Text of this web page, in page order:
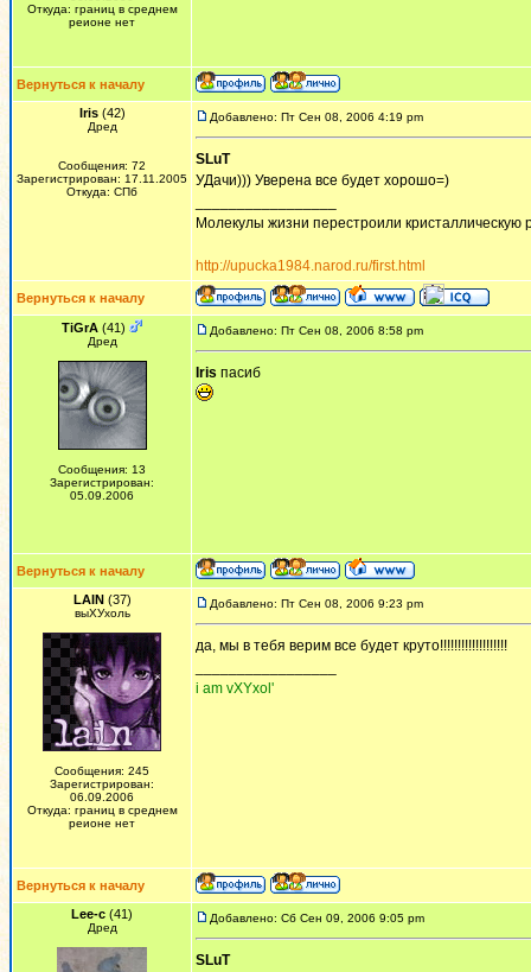
Откуда: границ в среднем
реионе нет
Вернуться к началу
Iris(42)
Дред
Сообщения: 72
Зарегистрирован: 17.11.2005
Откуда: СПб
Добавлено: Пт Сен 08, 2006 4:19 pm
SLuT
УДачи))) Уверена все будет хорошо=)
Молекулы жизни перестроили кристаллическую
http://upucka1984.narod.ru/first.html
Вернуться к началу
TiGrA (41)
Дред
Сообщения: 13
Зарегистрирован:
05.09.2006
Добавлено: Пт Сен 08, 2006 8:58 pm
Iris пасиб
Вернуться к началу
LAIN(37)
выХУхоль
Сообщения: 245
Зарегистрирован:
06.09.2006
Откуда: границ в среднем
реионе нет
Добавлено: Пт Сен 08, 2006 9:23 pm
да, мы в тебя верим все будет круто!!!!!!!!!!!!!!!!!!!
i am vXYxol'
Вернуться к началу
Lee-c (41)
Дред
Добавлено: Сб Сен 09, 2006 9:05 pm
SLuT